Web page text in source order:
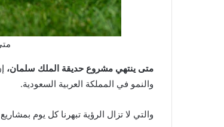
متى ينتهي مشروع حديقة الملك سلمان،
والنمو في المملكة العربية السعودية.
والتي لا تزال الرؤية تبهرنا كل يوم